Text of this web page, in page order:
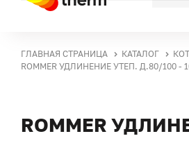
ГЛАВНАЯ СТРАНИЦА КАТАЛОГ
ROMMER УДЛИНЕНИЕ УТЕП. Д.80/100 -
ROMMER